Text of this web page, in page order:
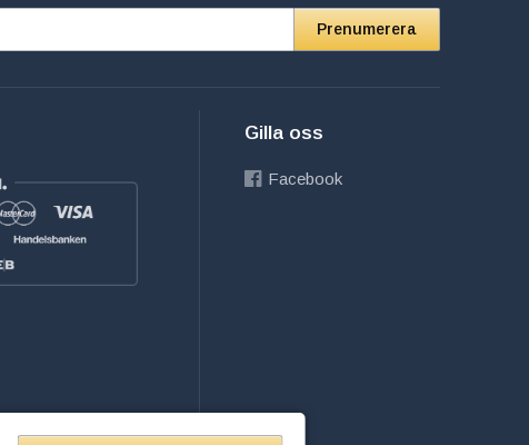
Prenumerera
Gilla oss
Facebook